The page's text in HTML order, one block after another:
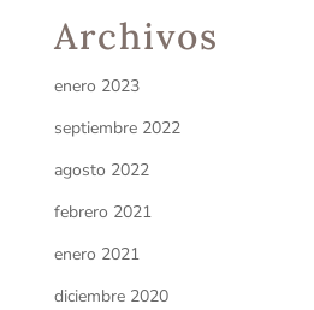
Archivos
enero 2023
septiembre 2022
agosto 2022
febrero 2021
enero 2021
diciembre 2020